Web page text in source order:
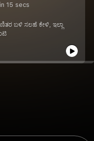
15 secs
ಬಳಿ ಸಲಹೆ ಕೇಳಿ, ಇಲ್ಲಾ